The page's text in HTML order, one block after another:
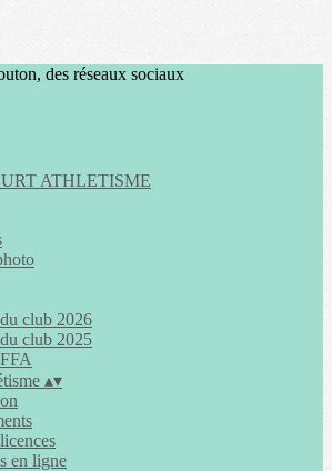
des réseaux sociaux
club 2026
club 2025
▴▾
en ligne